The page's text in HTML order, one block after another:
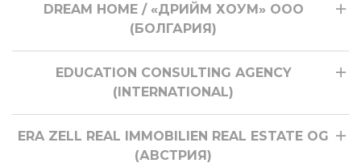
DREAM HOME / «ДРИЙМ ХОУМ» ООО
(БОЛГАРИЯ)
EDUCATION CONSULTING AGENCY
(INTERNATIONAL)
ERA ZELL REAL IMMOBILIEN REAL ESTATE OG
(АВСТРИЯ)